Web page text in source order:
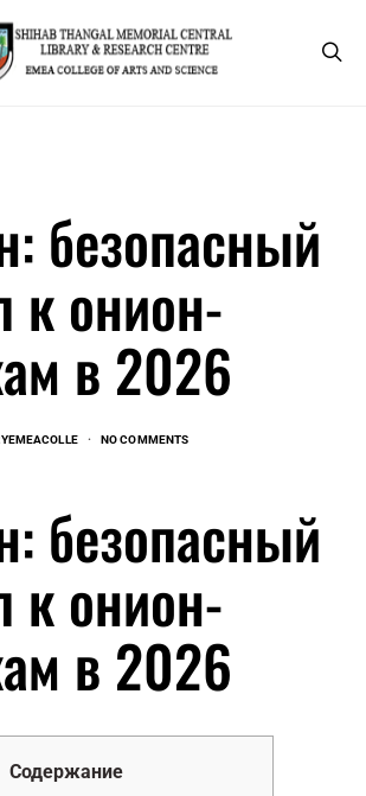
безопасный
к онион-
в 2026
NO COMMENTS
безопасный
к онион-
в 2026
Содержание